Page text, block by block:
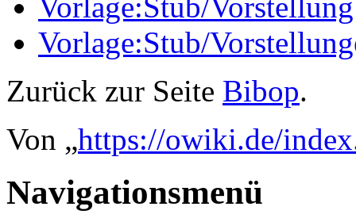
Vorlage:Stub/
Zurück zur Seite Bibop.
Von „https://owiki.de/
Navigationsmenü